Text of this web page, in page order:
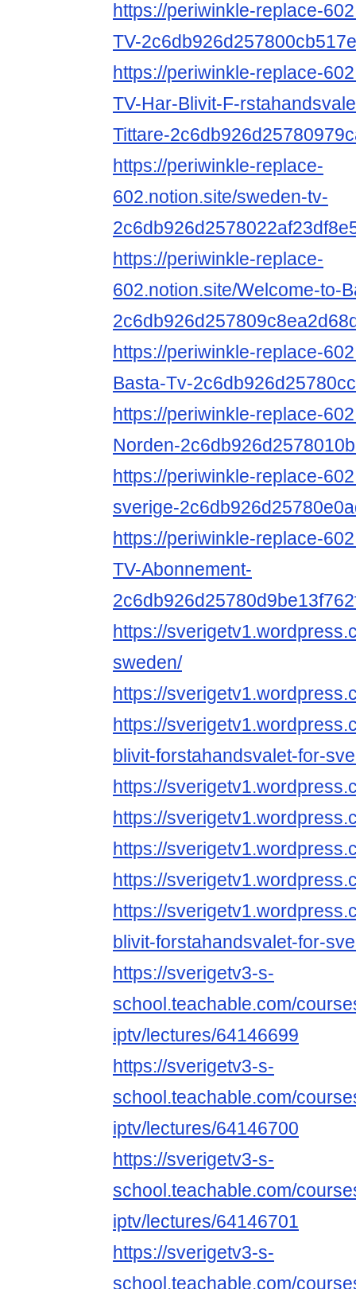
https://periwinkle-replace-
TV-
https://periwinkle-replace-
TV-Har-Blivit-F-
Tittare-
https://periwinkle-replace-
602.notion.site/sweden-tv-
https://periwinkle-replace-
602.notion.site/Welcome-to-
https://periwinkle-replace-
Basta-Tv-
https://periwinkle-replace-
Norden-
https://periwinkle-replace-
sverige-
https://periwinkle-replace-
TV-Abonnement-
https://
sweden/
https://
https://
blivit-forstahandsvalet-for-
https://
https://
https://
https://
https://
blivit-forstahandsvalet-for-
https://sverigetv3-s-
school.teachable.com/
iptv/lectures/64146699
https://sverigetv3-s-
school.teachable.com/
iptv/lectures/64146700
https://sverigetv3-s-
school.teachable.com/
iptv/lectures/64146701
https://sverigetv3-s-
school.teachable.com/